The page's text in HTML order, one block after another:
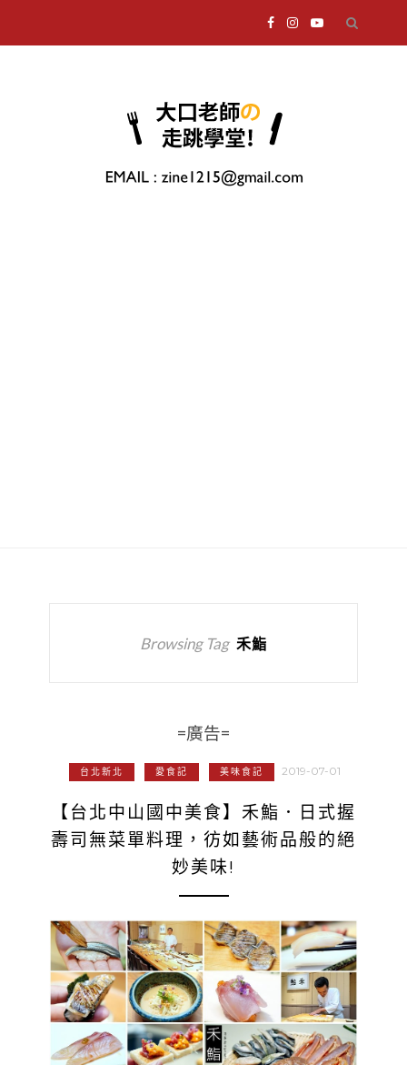
Browsing Tag 禾鮨
=廣告=
台北新北 愛食記 美味食記 2019-07-01
【台北中山國中美食】禾鮨．日式握
壽司無菜單料理，彷如藝術品般的絕
妙美味!